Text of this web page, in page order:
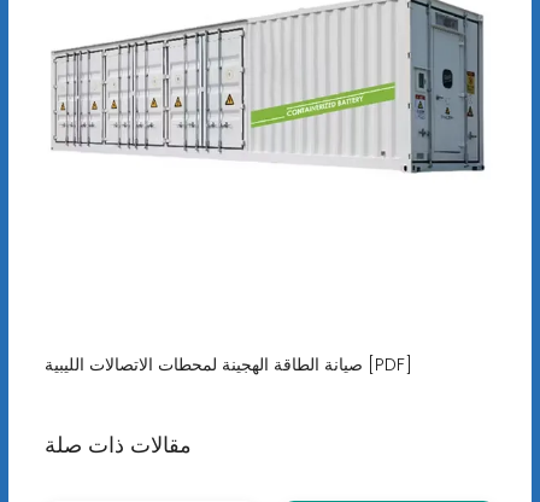
صيانة الطاقة الهجينة لمحطات الاتصالات الليبية [PDF]
مقالات ذات صلة